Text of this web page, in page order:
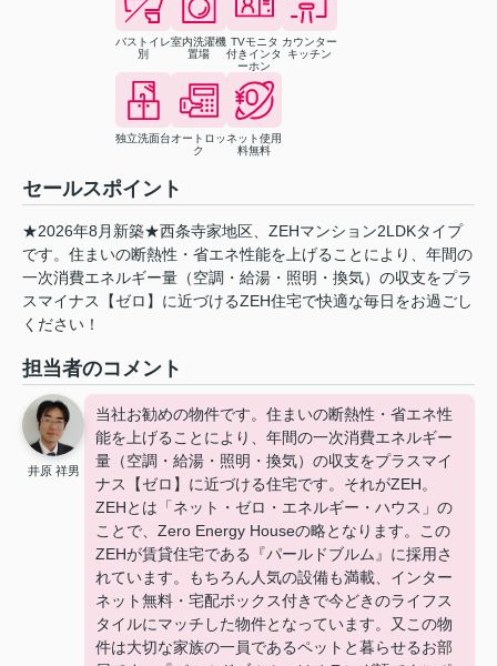
バストイレ
別
室内洗濯機
置場
TVモニタ
付きインタ
ーホン
カウンター
キッチン
独立洗面台オートロッ
ク
ネット使用
料無料
セールスポイント
★2026年8月新築★西条寺家地区、ZEHマンション2LDKタイプ
です。住まいの断熱性・省エネ性能を上げることにより、年間の
一次消費エネルギー量（空調・給湯・照明・換気）の収支をプラ
スマイナス【ゼロ】に近づけるZEH住宅で快適な毎日をお過ごし
ください！
担当者のコメント
井原 祥男
当社お勧めの物件です。住まいの断熱性・省エネ性
能を上げることにより、年間の一次消費エネルギー
量（空調・給湯・照明・換気）の収支をプラスマイ
ナス【ゼロ】に近づける住宅です。それがZEH。
ZEHとは「ネット・ゼロ・エネルギー・ハウス」の
ことで、Zero Energy Houseの略となります。この
ZEHが賃貸住宅である『パールドブルム』に採用さ
れています。もちろん人気の設備も満載、インター
ネット無料・宅配ボックス付きで今どきのライフス
タイルにマッチした物件となっています。又この物
件は大切な家族の一員であるペットと暮らせるお部